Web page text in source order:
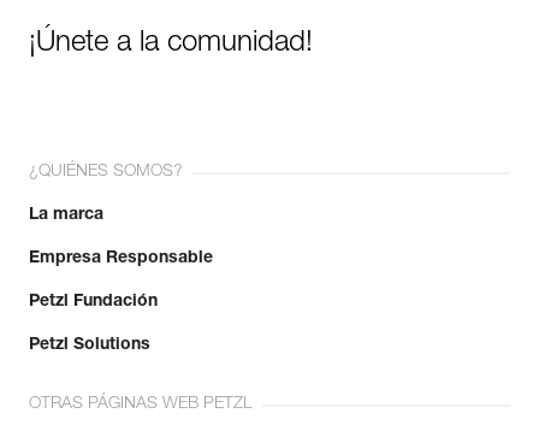
¡Únete a la comunidad!
¿QUIÉNES SOMOS?
La marca
Empresa Responsable
Petzl Fundación
Petzl Solutions
OTRAS PÁGINAS WEB PETZL